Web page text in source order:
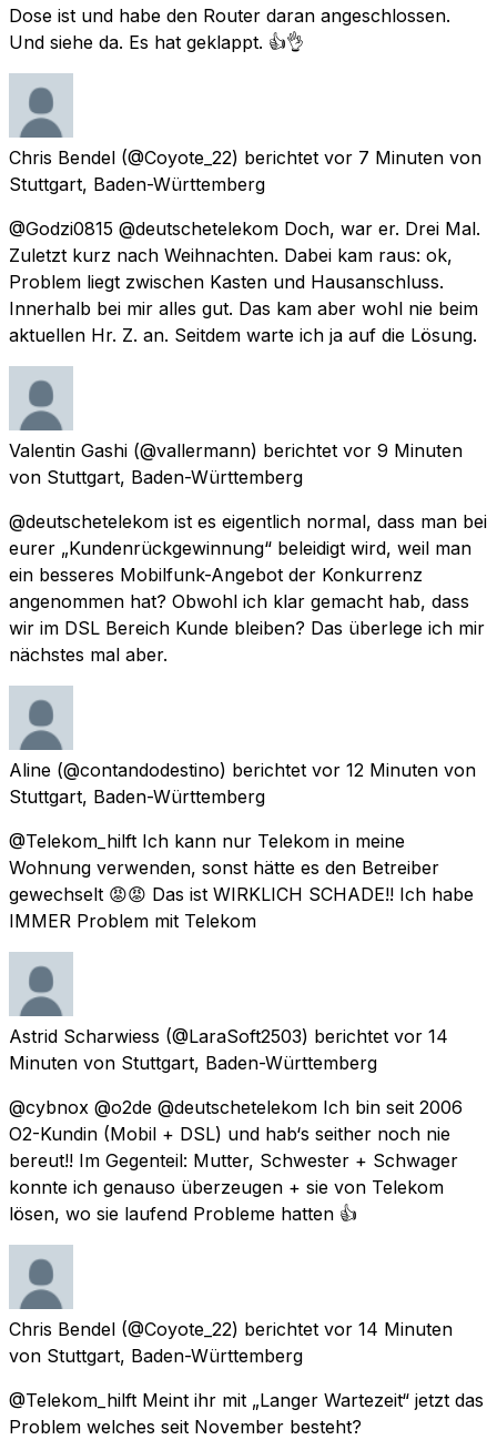
Dose ist und habe den Router daran angeschlossen.
Und siehe da. Es hat geklappt. 👍👌
Chris Bendel (@Coyote_22) berichtet vor 7 Minuten von
Stuttgart, Baden-Württemberg
@Godzi0815 @deutschetelekom Doch, war er. Drei Mal.
Zuletzt kurz nach Weihnachten. Dabei kam raus: ok,
Problem liegt zwischen Kasten und Hausanschluss.
Innerhalb bei mir alles gut. Das kam aber wohl nie beim
aktuellen Hr. Z. an. Seitdem warte ich ja auf die Lösung.
Valentin Gashi (@vallermann) berichtet vor 9 Minuten
von Stuttgart, Baden-Württemberg
@deutschetelekom ist es eigentlich normal, dass man bei
eurer „Kundenrückgewinnung“ beleidigt wird, weil man
ein besseres Mobilfunk-Angebot der Konkurrenz
angenommen hat? Obwohl ich klar gemacht hab, dass
wir im DSL Bereich Kunde bleiben? Das überlege ich mir
nächstes mal aber.
Aline (@contandodestino) berichtet vor 12 Minuten von
Stuttgart, Baden-Württemberg
@Telekom_hilft Ich kann nur Telekom in meine
Wohnung verwenden, sonst hätte es den Betreiber
gewechselt 😡😡 Das ist WIRKLICH SCHADE!! Ich habe
IMMER Problem mit Telekom
Astrid Scharwiess (@LaraSoft2503) berichtet vor 14
Minuten von Stuttgart, Baden-Württemberg
@cybnox @o2de @deutschetelekom Ich bin seit 2006
O2-Kundin (Mobil + DSL) und hab‘s seither noch nie
bereut!! Im Gegenteil: Mutter, Schwester + Schwager
konnte ich genauso überzeugen + sie von Telekom
lösen, wo sie laufend Probleme hatten 👍
Chris Bendel (@Coyote_22) berichtet vor 14 Minuten
von Stuttgart, Baden-Württemberg
@Telekom_hilft Meint ihr mit „Langer Wartezeit“ jetzt das
Problem welches seit November besteht?